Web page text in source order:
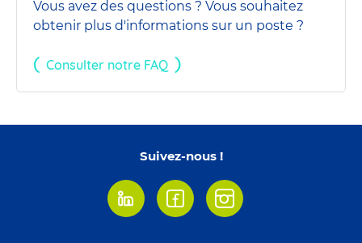
Vous avez des questions ? Vous souhaitez
obtenir plus d'informations sur un poste ?
Consulter notre FAQ
Suivez-nous !
LinkedinFacebookInstagram